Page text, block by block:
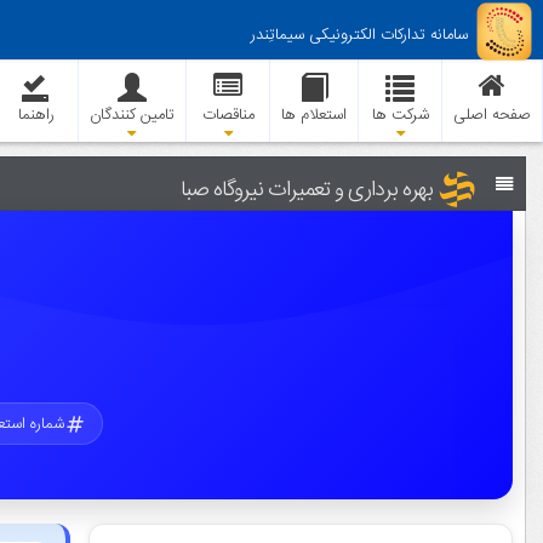
سامانه تدارکات الکترونیکی سیماتِندر
صفحه اصلی شرکت ها استعلام ها مناقصات تامین کنندگان راهنما
بهره برداری و تعمیرات نیروگاه صبا
شماره